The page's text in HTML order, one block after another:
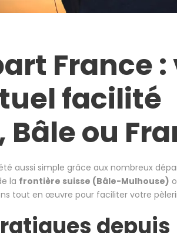
France
facilité
Bâle ou
aussi simple grâce aux nombreux
la frontière suisse (Bâle-Mulhouse)
tout en œuvre pour faciliter votre
depuis